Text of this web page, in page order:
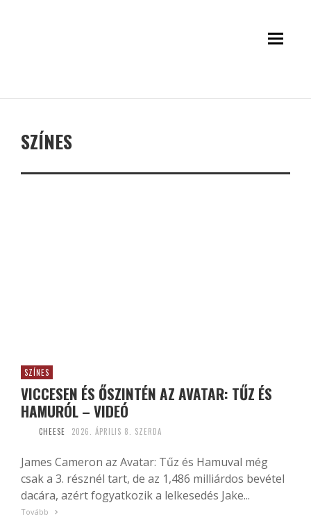
SZÍNES
SZÍNES
VICCESEN ÉS ŐSZINTÉN AZ AVATAR: TŰZ ÉS
HAMURÓL – VIDEÓ
CHEESE 2026. ÁPRILIS 8. SZERDA
James Cameron az Avatar: Tűz és Hamuval még
csak a 3. résznél tart, de az 1,486 milliárdos bevétel
dacára, azért fogyatkozik a lelkesedés Jake...
Tovább